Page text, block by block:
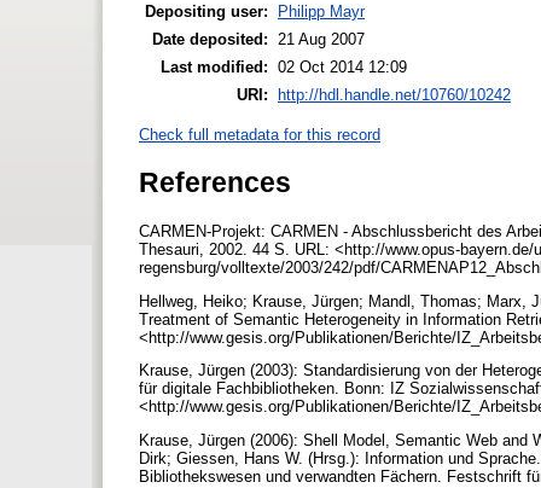
Depositing user:
Philipp Mayr
Date deposited:
21 Aug 2007
Last modified: 02 Oct 2014 12:09
URI:
http://hdl.handle.net/10760/10242
Check full metadata for this record
References
CARMEN-Projekt: CARMEN - Abschlussbericht des
Thesauri, 2002. 44 S. URL: <http://www.opus-bayern.de/
regensburg/volltexte/2003/242/pdf/
Hellweg, Heiko; Krause, Jürgen; Mandl, Thomas; Marx,
Treatment of Semantic Heterogeneity in Information
<http://www.gesis.org/Publikationen/Berichte/
Krause, Jürgen (2003): Standardisierung von der
für digitale Fachbibliotheken. Bonn: IZ
<http://www.gesis.org/Publikationen/Berichte/
Krause, Jürgen (2006): Shell Model, Semantic Web
Dirk; Giessen, Hans W. (Hrsg.): Information und
Bibliothekswesen und verwandten Fächern. Festschrift